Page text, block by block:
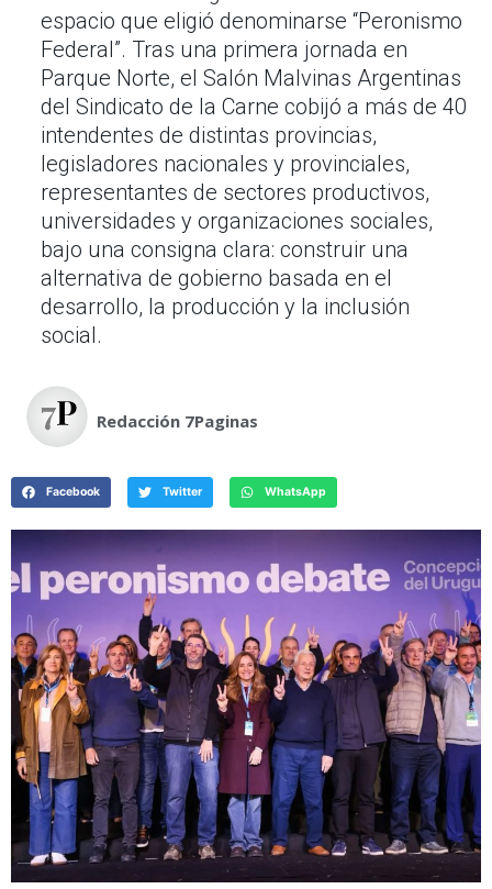
espacio que eligió denominarse “Peronismo
Federal”. Tras una primera jornada en
Parque Norte, el Salón Malvinas Argentinas
del Sindicato de la Carne cobijó a más de 40
intendentes de distintas provincias,
legisladores nacionales y provinciales,
representantes de sectores productivos,
universidades y organizaciones sociales,
bajo una consigna clara: construir una
alternativa de gobierno basada en el
desarrollo, la producción y la inclusión
social.
Redacción 7Paginas
Facebook Twitter WhatsApp